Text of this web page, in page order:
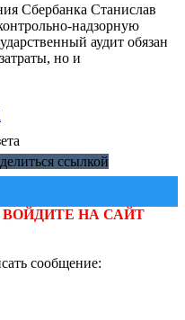
Сбербанка Станислав
надзорную
аудит обязан
но и
ссылкой
НА САЙТ
сообщение: